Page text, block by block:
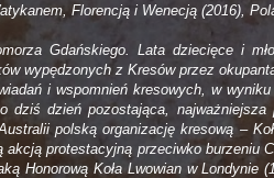
Florencją i Wenecją (2016),
Gdańskiego. Lata dziecięce i
wypędzonych z Kresów przez
i wspomnień kresowych, w
dziś dzień pozostająca, najważniejsza
polską organizację kresową –
akcją protestacyjną przeciwko burzeniu
Honorową Koła Lwowian w Londynie